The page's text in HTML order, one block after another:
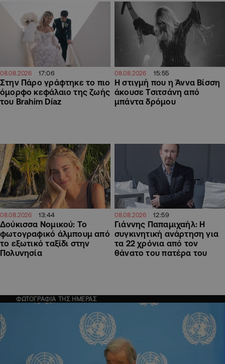
08.08.2026 17:06
Στην Πάρο γράφτηκε το πιο
όμορφο κεφάλαιο της ζωής
του Brahim Díaz
08.08.2026 15:55
H στιγμή που η Άννα Βίσση
άκουσε Τσιτσάνη από
μπάντα δρόμου
08.08.2026 13:44
Δούκισσα Νομικού: Το
φωτογραφικό άλμπουμ από
το εξωτικό ταξίδι στην
Πολυνησία
08.08.2026 12:59
Γιάννης Παπαμιχαήλ: Η
συγκινητική ανάρτηση για
τα 22 χρόνια από τον
θάνατο του πατέρα του
ΦΩΤΟΓΡΑΦΙΑ ΤΗΣ ΗΜΕΡΑΣ